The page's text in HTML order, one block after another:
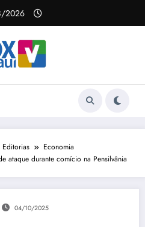
2026
Editorias
Economia
ataque durante comício na Pensilvânia
04/10/2025